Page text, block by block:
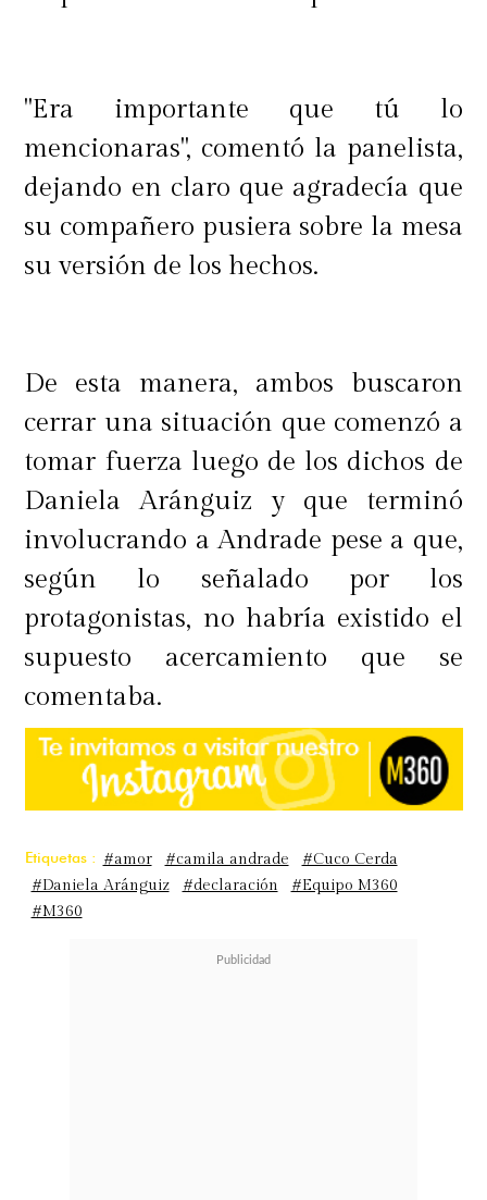
"Era importante que tú lo
mencionaras", comentó la panelista,
dejando en claro que agradecía que
su compañero pusiera sobre la mesa
su versión de los hechos.
De esta manera, ambos buscaron
cerrar una situación que comenzó a
tomar fuerza luego de los dichos de
Daniela Aránguiz y que terminó
involucrando a Andrade pese a que,
según lo señalado por los
protagonistas, no habría existido el
supuesto acercamiento que se
comentaba.
Etiquetas : #amor #camila andrade
#Cuco Cerda
#Daniela Aránguiz
#declaración
#Equipo M360
#M360